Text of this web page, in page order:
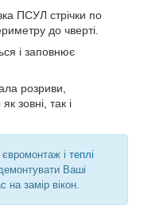
ПСУЛ стрічки по
до чверті.
і заповнює
розриви,
зовні, так і
і теплі
Ваші
на замір вікон.